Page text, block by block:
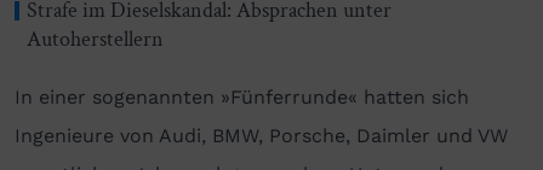
Strafe im Dieselskandal: Absprachen unter
Autoherstellern
In einer sogenannten »Fünferrunde« hatten sich
Ingenieure von Audi, BMW, Porsche, Daimler und VW